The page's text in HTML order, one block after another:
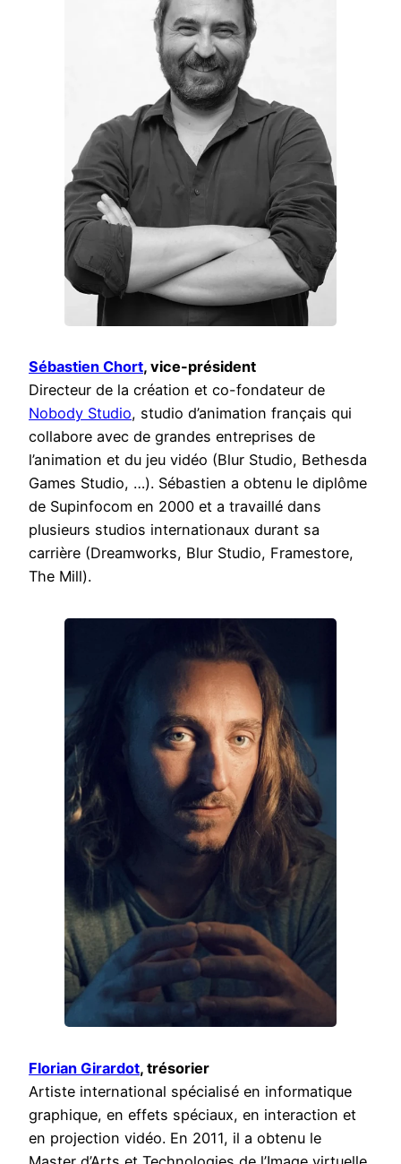
Sébastien Chort, vice-président
Directeur de la création et co-fondateur de
Nobody Studio, studio d’animation français qui
collabore avec de grandes entreprises de
l’animation et du jeu vidéo (Blur Studio, Bethesda
Games Studio, …). Sébastien a obtenu le diplôme
de Supinfocom en 2000 et a travaillé dans
plusieurs studios internationaux durant sa
carrière (Dreamworks, Blur Studio, Framestore,
The Mill).
Florian Girardot, trésorier
Artiste international spécialisé en informatique
graphique, en effets spéciaux, en interaction et
en projection vidéo. En 2011, il a obtenu le